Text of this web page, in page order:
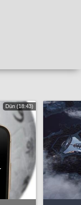
Dün (18:43)